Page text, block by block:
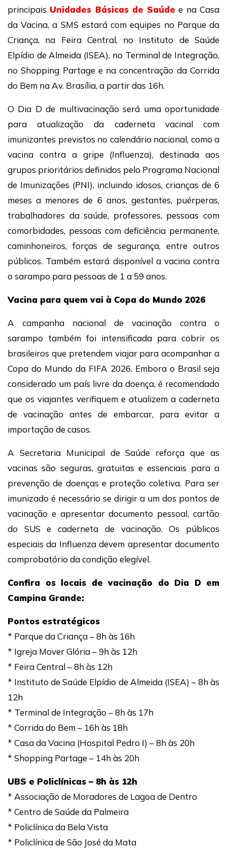
principais Unidades Básicas de Saúde e na Casa
da Vacina, a SMS estará com equipes no Parque da
Criança, na Feira Central, no Instituto de Saúde
Elpídio de Almeida (ISEA), no Terminal de Integração,
no Shopping Partage e na concentração da Corrida
do Bem na Av. Brasília, a partir das 16h.
O Dia D de multivacinação será uma oportunidade
para atualização da caderneta vacinal com
imunizantes previstos no calendário nacional, como a
vacina contra a gripe (Influenza), destinada aos
grupos prioritários definidos pelo Programa Nacional
de Imunizações (PNI), incluindo idosos, crianças de 6
meses a menores de 6 anos, gestantes, puérperas,
trabalhadores da saúde, professores, pessoas com
comorbidades, pessoas com deficiência permanente,
caminhoneiros, forças de segurança, entre outros
públicos. Também estará disponível a vacina contra
o sarampo para pessoas de 1 a 59 anos.
Vacina para quem vai à Copa do Mundo 2026
A campanha nacional de vacinação contra o
sarampo também foi intensificada para cobrir os
brasileiros que pretendem viajar para acompanhar a
Copa do Mundo da FIFA 2026. Embora o Brasil seja
considerado um país livre da doença, é recomendado
que os viajantes verifiquem e atualizem a caderneta
de vacinação antes de embarcar, para evitar a
importação de casos.
A Secretaria Municipal de Saúde reforça que as
vacinas são seguras, gratuitas e essenciais para a
prevenção de doenças e proteção coletiva. Para ser
imunizado é necessário se dirigir a um dos pontos de
vacinação e apresentar documento pessoal, cartão
do SUS e caderneta de vacinação. Os públicos
especiais da Influenza devem apresentar documento
comprobatório da condição elegível.
Confira os locais de vacinação do Dia D em
Campina Grande:
Pontos estratégicos
* Parque da Criança – 8h às 16h
* Igreja Mover Glória – 9h às 12h
* Feira Central – 8h às 12h
* Instituto de Saúde Elpídio de Almeida (ISEA) – 8h às
12h
* Terminal de Integração – 8h às 17h
* Corrida do Bem – 16h às 18h
* Casa da Vacina (Hospital Pedro I) – 8h às 20h
* Shopping Partage – 14h às 20h
UBS e Policlínicas – 8h às 12h
* Associação de Moradores de Lagoa de Dentro
* Centro de Saúde da Palmeira
* Policlínica da Bela Vista
* Policlínica de São José da Mata